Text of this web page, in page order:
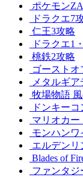
ポケモン
ドラクエ7
仁王3攻略
ドラクエ1
桃鉄2攻略
ゴースト
メタルギ
牧場物語
ドンキー
マリオカー
モンハンワ
エルデンリ
Blades of
ファンタジ